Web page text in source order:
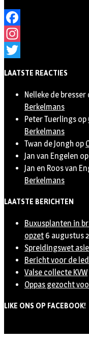
Facebook
Instagram
LAATSTE REACTIES
Nelleke de bresser
Berkelmans
Peter Tuerlings op
Berkelmans
Twan de Jongh op
Jan van Engelen op
Jan en Roos van
Berkelmans
LAATSTE BERICHTEN
Buxusplanten in
opzet 6 augustus
Spreidingswet
Bericht voor de
Valse collecte KVW
Oppas gezocht
LIKE ONS OP FACEBOOK!